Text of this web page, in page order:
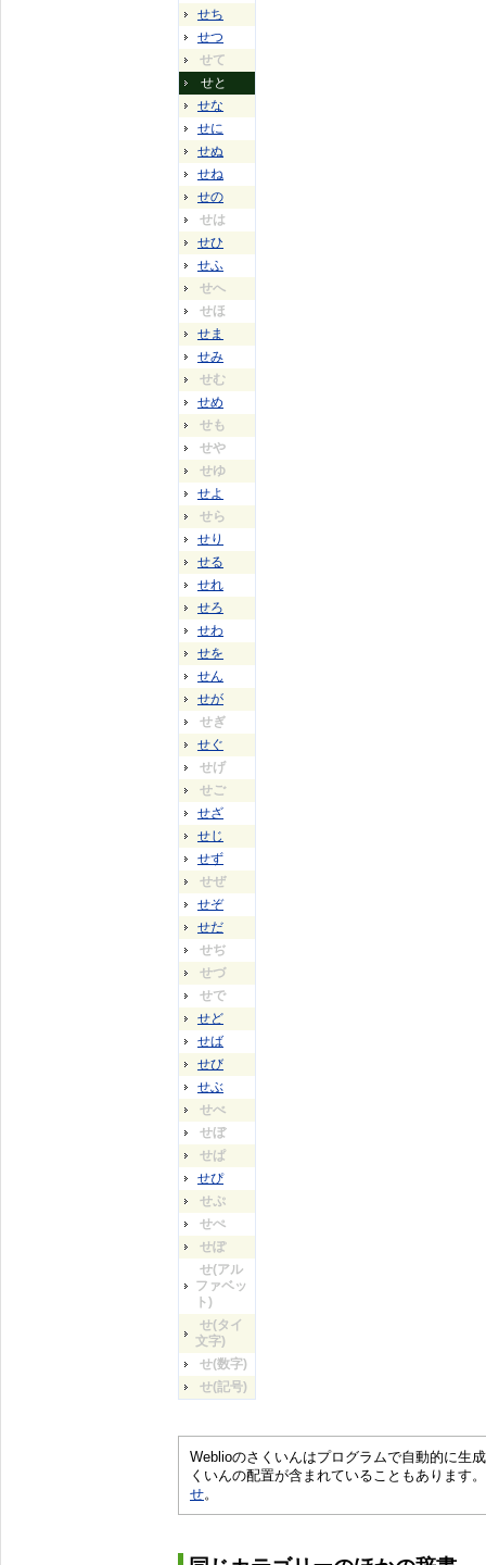
せち
せつ
せて
せと
せな
せに
せぬ
せね
せの
せは
せひ
せふ
せへ
せほ
せま
せみ
せむ
せめ
せも
せや
せゆ
せよ
せら
せり
せる
せれ
せろ
せわ
せを
せん
せが
せぎ
せぐ
せげ
せご
せざ
せじ
せず
せぜ
せぞ
せだ
せぢ
せづ
せで
せど
せば
せび
せぶ
せべ
せぼ
せぱ
せぴ
せぷ
せぺ
せぽ
せ(アル
ファベッ
ト)
せ(タイ
文字)
せ(数字)
せ(記号)
Weblioのさくいんはプログラムで自動的に生
くいんの配置が含まれていることもあります
せ。